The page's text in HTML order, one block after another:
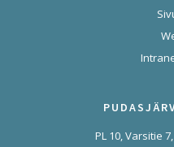
PL 10, Varsitie